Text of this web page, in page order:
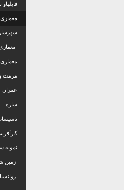
معماری
مرمت و
عمران
سازه
نمونه
زمین